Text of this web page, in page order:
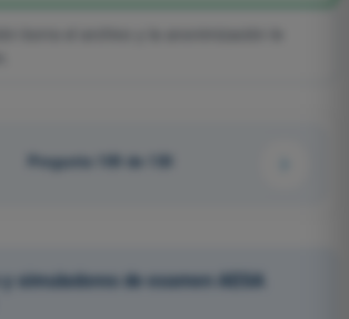
Pregunta 109 de 130
y simuladores de examen AESA